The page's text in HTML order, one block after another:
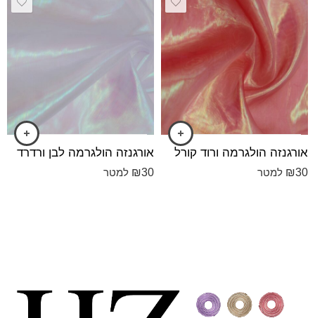
אורגנזה הולגרמה ורוד קורל
₪30 למטר
אורגנזה הולגרמה לבן ורדרד
₪30 למטר